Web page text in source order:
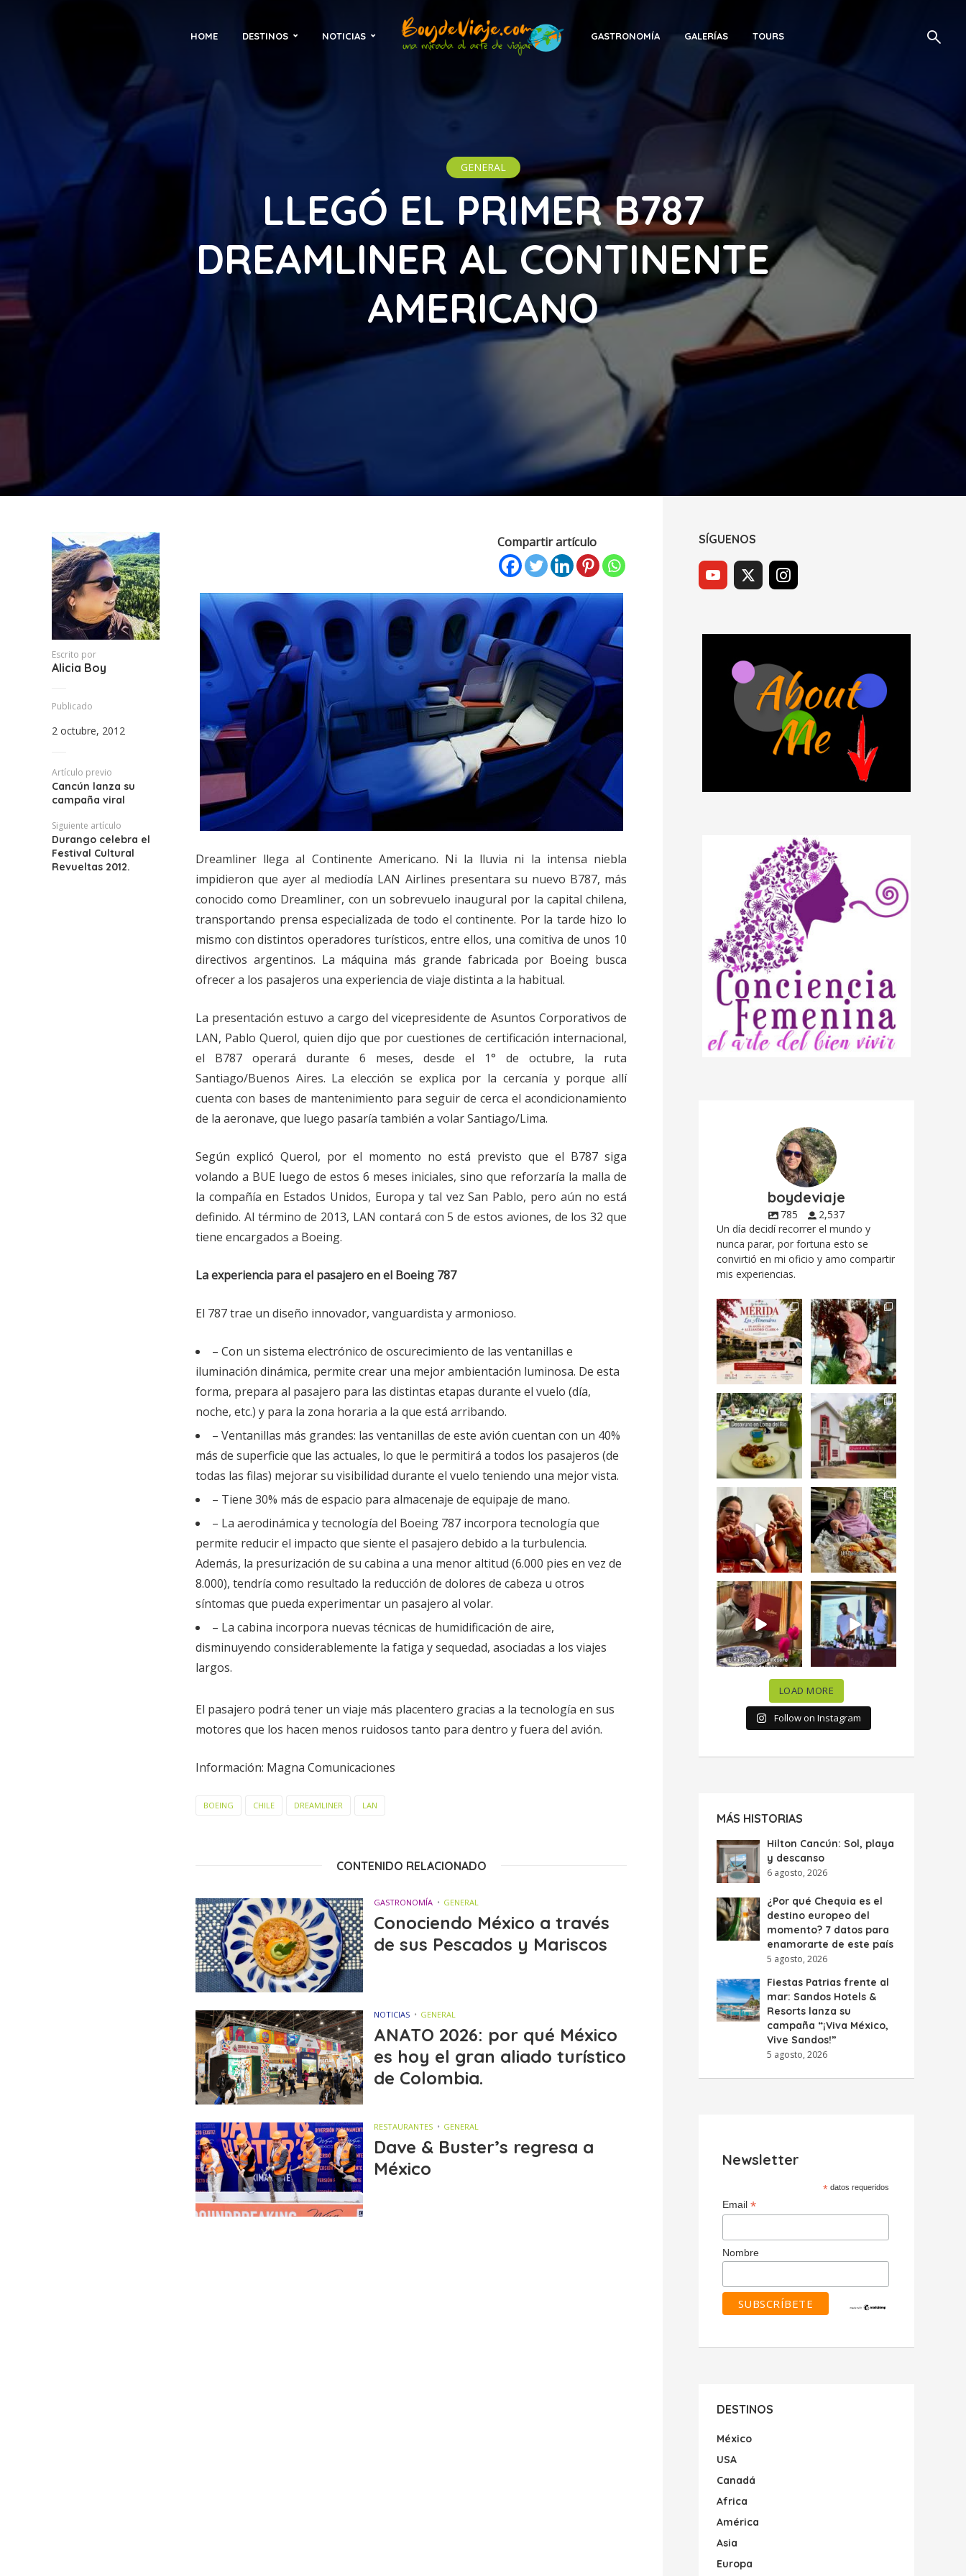
HOME DESTINOS NOTICIAS GASTRONOMÍA GALERÍAS TOURS
GENERAL
LLEGÓ EL PRIMER B787
DREAMLINER AL CONTINENTE
AMERICANO
Escrito por
Alicia Boy
Publicado
2 octubre, 2012
Artículo previo
Cancún lanza su
campaña viral
Siguiente artículo
Durango celebra el
Festival Cultural
Revueltas 2012.
Compartir artículo
Dreamliner llega al Continente Americano. Ni la lluvia ni la intensa niebla
impidieron que ayer al mediodía LAN Airlines presentara su nuevo B787, más
conocido como Dreamliner, con un sobrevuelo inaugural por la capital chilena,
transportando prensa especializada de todo el continente. Por la tarde hizo lo
mismo con distintos operadores turísticos, entre ellos, una comitiva de unos 10
directivos argentinos. La máquina más grande fabricada por Boeing busca
ofrecer a los pasajeros una experiencia de viaje distinta a la habitual.
La presentación estuvo a cargo del vicepresidente de Asuntos Corporativos de
LAN, Pablo Querol, quien dijo que por cuestiones de certificación internacional,
el B787 operará durante 6 meses, desde el 1° de octubre, la ruta
Santiago/Buenos Aires. La elección se explica por la cercanía y porque allí
cuenta con bases de mantenimiento para seguir de cerca el acondicionamiento
de la aeronave, que luego pasaría también a volar Santiago/Lima.
Según explicó Querol, por el momento no está previsto que el B787 siga
volando a BUE luego de estos 6 meses iniciales, sino que reforzaría la malla de
la compañía en Estados Unidos, Europa y tal vez San Pablo, pero aún no está
definido. Al término de 2013, LAN contará con 5 de estos aviones, de los 32 que
tiene encargados a Boeing.
La experiencia para el pasajero en el Boeing 787
El 787 trae un diseño innovador, vanguardista y armonioso.
– Con un sistema electrónico de oscurecimiento de las ventanillas e
iluminación dinámica, permite crear una mejor ambientación luminosa. De esta
forma, prepara al pasajero para las distintas etapas durante el vuelo (día,
noche, etc.) y para la zona horaria a la que está arribando.
– Ventanillas más grandes: las ventanillas de este avión cuentan con un 40%
más de superficie que las actuales, lo que le permitirá a todos los pasajeros (de
todas las filas) mejorar su visibilidad durante el vuelo teniendo una mejor vista.
– Tiene 30% más de espacio para almacenaje de equipaje de mano.
– La aerodinámica y tecnología del Boeing 787 incorpora tecnología que
permite reducir el impacto que siente el pasajero debido a la turbulencia.
Además, la presurización de su cabina a una menor altitud (6.000 pies en vez de
8.000), tendría como resultado la reducción de dolores de cabeza u otros
síntomas que pueda experimentar un pasajero al volar.
– La cabina incorpora nuevas técnicas de humidificación de aire,
disminuyendo considerablemente la fatiga y sequedad, asociadas a los viajes
largos.
El pasajero podrá tener un viaje más placentero gracias a la tecnología en sus
motores que los hacen menos ruidosos tanto para dentro y fuera del avión.
Información: Magna Comunicaciones
BOEING CHILE DREAMLINER LAN
CONTENIDO RELACIONADO
GASTRONOMÍA GENERAL
Conociendo México a través
de sus Pescados y Mariscos
NOTICIAS GENERAL
ANATO 2026: por qué México
es hoy el gran aliado turístico
de Colombia.
RESTAURANTES GENERAL
Dave & Buster’s regresa a
México
SÍGUENOS
boydeviaje
785
2,537
Un día decidí recorrer el mundo y
nunca parar, por fortuna esto se
convirtió en mi oficio y amo compartir
mis experiencias.
Siempre me mueven
las causas y comer
con causa es...
12 0
Fuimos a celebrar a
mis dos #mamás
más cercanas mi...
17 0
Levantarse, escuchar
el río correr y sentir
el...
19 0
Esta
#NochedeMuseos
en la
#QuintaColorada
el...
12 0
¡Qué desayuno tan
increíble en
@LasQuinceLetras!...
28 3
Me tocó rosca de
Tagers un
restaurante de
Avenida...
50 10
“En #Mallorca
Ciudad de México
celebramos la...
63 7
#SoaunFusionMexic
o una noche única
donde España y...
10 0
LOAD MORE
Follow on Instagram
MÁS HISTORIAS
Hilton Cancún: Sol, playa
y descanso
6 agosto, 2026
¿Por qué Chequia es el
destino europeo del
momento? 7 datos para
enamorarte de este país
5 agosto, 2026
Fiestas Patrias frente al
mar: Sandos Hotels &
Resorts lanza su
campaña “¡Viva México,
Vive Sandos!”
5 agosto, 2026
Newsletter
* datos requeridos
Email *
Nombre
DESTINOS
México
USA
Canadá
Africa
América
Asia
Europa